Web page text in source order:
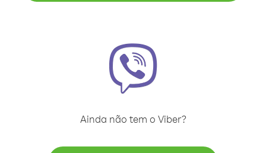
Ainda não tem o Viber?